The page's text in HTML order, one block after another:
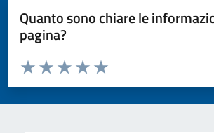
Quanto sono chiare le
pagina?
Valuta da 1 a 5 stelle la pagina
Valuta 5 stelle su 5
Valuta 4 stelle su 5
Valuta 3 stelle su 5
Valuta 2 stelle su 5
Valuta 1 stelle su 5